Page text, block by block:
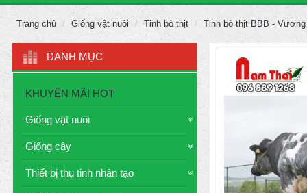
Trang chủ Giống vật nuôi Tinh bò thịt Tinh bò thịt BBB -
DANH MỤC
KHUYẾN MÃI HOT
Giống vật nuôi
Giống cây
Thiết bị thụ tinh nhân tạo